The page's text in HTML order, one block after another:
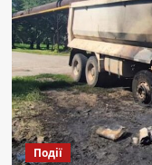
Події